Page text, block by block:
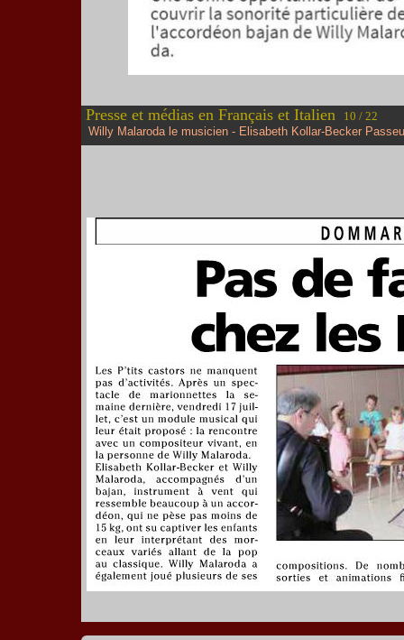
Presse et médias en Français et Italien 10 / 22
Willy Malaroda le musicien - Elisabeth Kollar-Becker